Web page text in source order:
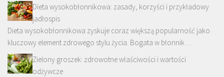
Dieta wysokobłonnikowa: zasady, korzyści i przykładowy
jadłospis
Dieta wysokobłonnikowa zyskuje coraz większą popularność jako
kluczowy element zdrowego stylu życia. Bogata w błonnik …
Zielony groszek: zdrowotne właściwości i wartości
odżywcze